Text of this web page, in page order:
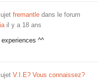
fremantle dans le forum
il y a 18 ans
^^
V.I.E? Vous connaissez?